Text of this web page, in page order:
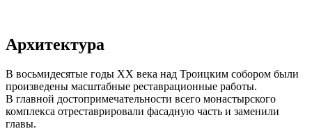
Архитектура
В восьмидесятые годы XX века над Троицким собором были
произведены масштабные реставрационные работы.
В главной достопримечательности всего монастырского
комплекса отреставрировали фасадную часть и заменили
главы.